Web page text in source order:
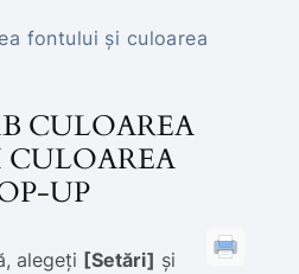
fontului și culoarea
CULOAREA
UP
alegeți [Setări] și